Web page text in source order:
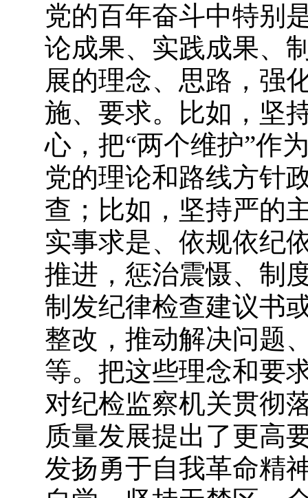
党的百年奋斗中特别
论成果、实践成果、
展的理念、思路，强
施、要求。比如，坚
心，把“两个维护”作
党的理论和路线方针
查；比如，坚持严的
实事求是、依规依纪
推进，惩治震慑、制
制发纪律检查建议书
整改，推动解决问题
等。把这些理念和要
对纪检监察机关贯彻
质量发展提出了更高
发扬勇于自我革命精